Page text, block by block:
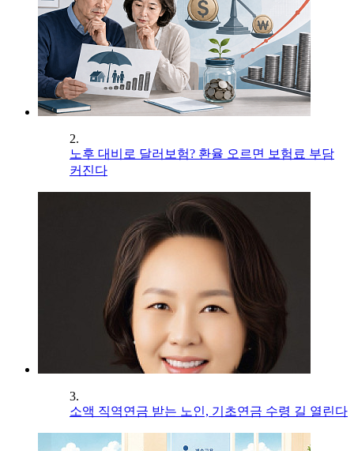
2.
노후 대비로 달러보험? 환율 오르면 보험료 부담
커진다
3.
소액 직역연금 받는 노인, 기초연금 수령 길 열린다